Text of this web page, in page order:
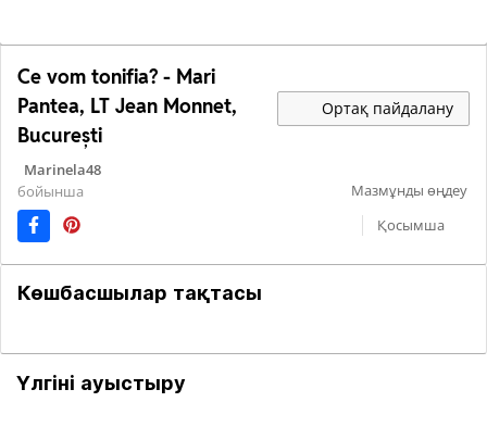
Ce vom tonifia? - Mari
Pantea, LT Jean Monnet,
București
Ортақ пайдалану
Marinela48
бойынша
Мазмұнды өңдеу
Қосымша
Көшбасшылар тақтасы
Үлгіні ауыстыру